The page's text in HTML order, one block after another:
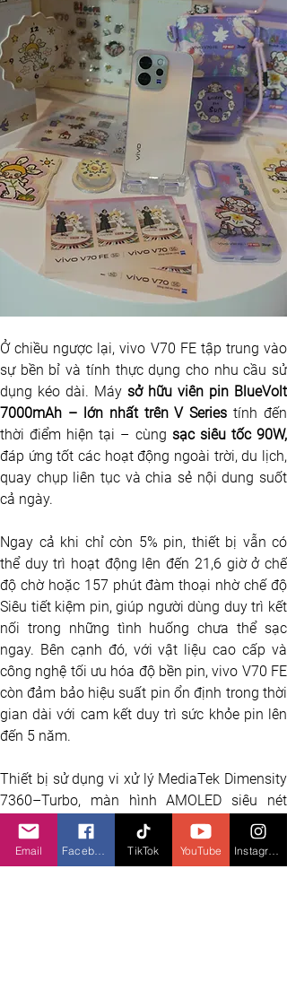
Ở chiều ngược lại, vivo V70 FE tập trung vào
sự bền bỉ và tính thực dụng cho nhu cầu sử
dụng kéo dài. Máy sở hữu viên pin BlueVolt
7000mAh – lớn nhất trên V Series tính đến
thời điểm hiện tại – cùng sạc siêu tốc 90W,
đáp ứng tốt các hoạt động ngoài trời, du lịch,
quay chụp liên tục và chia sẻ nội dung suốt
cả ngày.
Ngay cả khi chỉ còn 5% pin, thiết bị vẫn có
thể duy trì hoạt động lên đến 21,6 giờ ở chế
độ chờ hoặc 157 phút đàm thoại nhờ chế độ
Siêu tiết kiệm pin, giúp người dùng duy trì kết
nối trong những tình huống chưa thể sạc
ngay. Bên cạnh đó, với vật liệu cao cấp và
công nghệ tối ưu hóa độ bền pin, vivo V70 FE
còn đảm bảo hiệu suất pin ổn định trong thời
gian dài với cam kết duy trì sức khỏe pin lên
đến 5 năm.
Thiết bị sử dụng vi xử lý MediaTek Dimensity
7360–Turbo, màn hình AMOLED siêu nét
1.5K và hệ thống loa kép stereo đối xứng,
mang lại trải nghiệm giải trí và đa nhiệm ổn
định. Máy cũng được trang bị chuẩn kháng
Email TikTok YouTube